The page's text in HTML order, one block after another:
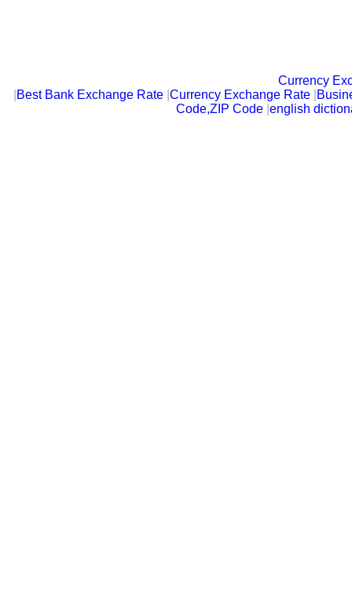
Currency
Best Bank Exchange Rate |Currency Exchange Rate
Code,ZIP Code english